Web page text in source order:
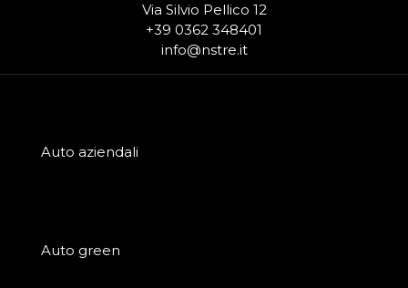
Via Silvio Pellico 12
+39 0362 348401
info@nstre.it
Auto aziendali
Auto green